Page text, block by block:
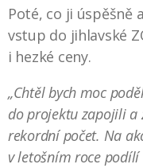
Poté, co ji úspěšně
vstup do jihlavské
i hezké ceny.
„Chtěl bych moc
do projektu zapojili a
rekordní počet. Na
v letošním roce podílí